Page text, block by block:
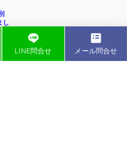
LINE問合せ メール問合せ